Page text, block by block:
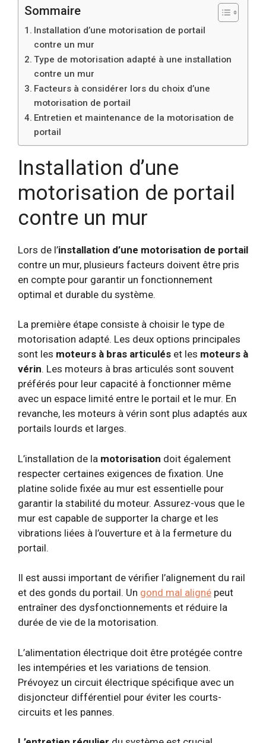
Sommaire
Installation d’une motorisation de portail
contre un mur
Type de motorisation adapté à une installation
contre un mur
Facteurs à considérer lors du choix d’une
motorisation de portail
Entretien et maintenance de la motorisation de
portail
Installation d’une
motorisation de portail
contre un mur
Lors de l’installation d’une motorisation de portail
contre un mur, plusieurs facteurs doivent être pris
en compte pour garantir un fonctionnement
optimal et durable du système.
La première étape consiste à choisir le type de
motorisation adapté. Les deux options principales
sont les moteurs à bras articulés et les moteurs à
vérin. Les moteurs à bras articulés sont souvent
préférés pour leur capacité à fonctionner même
avec un espace limité entre le portail et le mur. En
revanche, les moteurs à vérin sont plus adaptés aux
portails lourds et larges.
L’installation de la motorisation doit également
respecter certaines exigences de fixation. Une
platine solide fixée au mur est essentielle pour
garantir la stabilité du moteur. Assurez-vous que le
mur est capable de supporter la charge et les
vibrations liées à l’ouverture et à la fermeture du
portail.
Il est aussi important de vérifier l’alignement du rail
et des gonds du portail. Un gond mal aligné peut
entraîner des dysfonctionnements et réduire la
durée de vie de la motorisation.
L’alimentation électrique doit être protégée contre
les intempéries et les variations de tension.
Prévoyez un circuit électrique spécifique avec un
disjoncteur différentiel pour éviter les courts-
circuits et les pannes.